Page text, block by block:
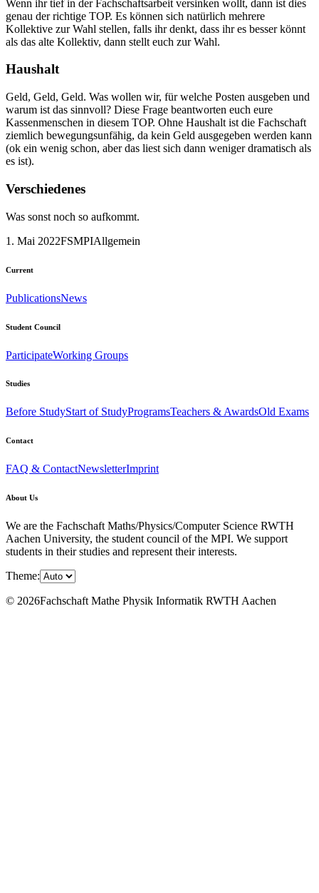
Wenn ihr tief in der Fachschaftsarbeit versinken wollt, dann ist dies
genau der richtige TOP. Es können sich natürlich mehrere
Kollektive zur Wahl stellen, falls ihr denkt, dass ihr es besser könnt
als das alte Kollektiv, dann stellt euch zur Wahl.
Haushalt
Geld, Geld, Geld. Was wollen wir, für welche Posten ausgeben und
warum ist das sinnvoll? Diese Frage beantworten euch eure
Kassenmenschen in diesem TOP. Ohne Haushalt ist die Fachschaft
ziemlich bewegungsunfähig, da kein Geld ausgegeben werden kann
(ok ein wenig schon, aber das liest sich dann weniger dramatisch als
es ist).
Verschiedenes
Was sonst noch so aufkommt.
1. Mai 2022FSMPIAllgemein
Current
PublicationsNews
Student Council
ParticipateWorking Groups
Studies
Before StudyStart of StudyProgramsTeachers & AwardsOld Exams
Contact
FAQ & ContactNewsletterImprint
About Us
We are the Fachschaft Maths/Physics/Computer Science RWTH
Aachen University, the student council of the MPI. We support
students in their studies and represent their interests.
Theme:
© 2026Fachschaft Mathe Physik Informatik RWTH Aachen